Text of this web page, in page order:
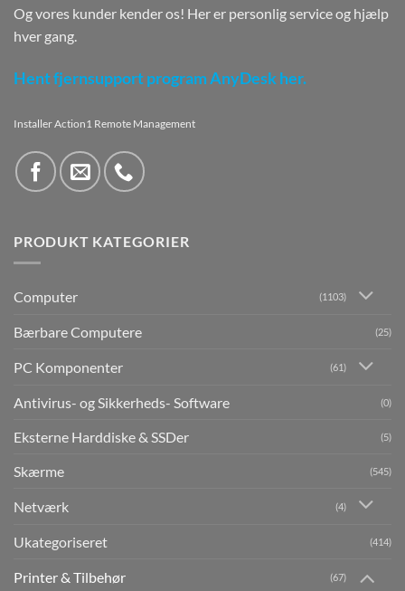
Og vores kunder kender os! Her er personlig service og hjælp
hver gang.
Hent fjernsupport program AnyDesk her.
Installer Action1 Remote Management
PRODUKT KATEGORIER
Computer (1103)
Bærbare Computere (25)
PC Komponenter (61)
Antivirus- og Sikkerheds- Software (0)
Eksterne Harddiske & SSDer (5)
Skærme (545)
Netværk (4)
Ukategoriseret (414)
Printer & Tilbehør (67)